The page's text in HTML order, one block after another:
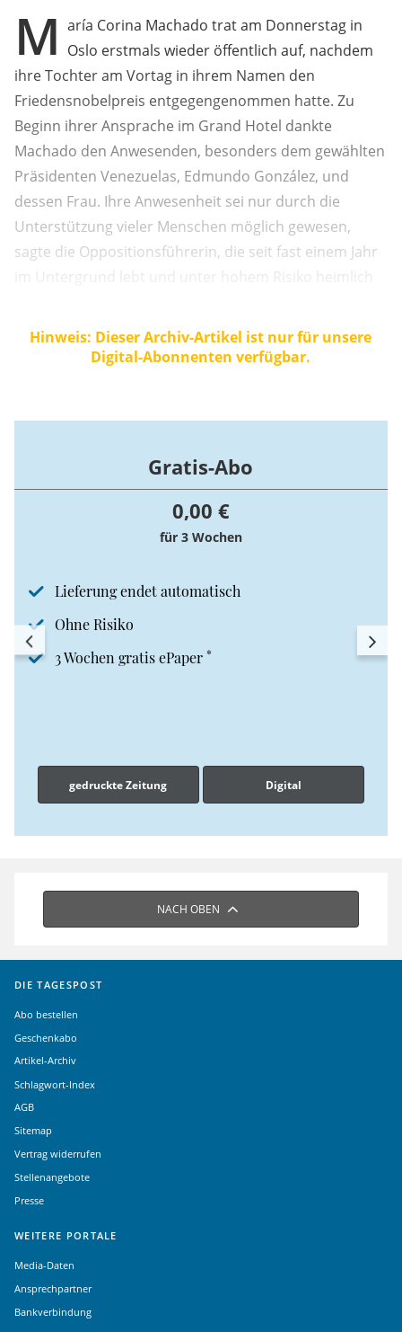
M aría Corina Machado trat am Donnerstag in
Oslo erstmals wieder öffentlich auf, nachdem
ihre Tochter am Vortag in ihrem Namen den
Friedensnobelpreis entgegengenommen hatte. Zu
Beginn ihrer Ansprache im Grand Hotel dankte
Machado den Anwesenden, besonders dem gewählten
Präsidenten Venezuelas, Edmundo González, und
dessen Frau. Ihre Anwesenheit sei nur durch die
Unterstützung vieler Menschen möglich gewesen,
sagte die Oppositionsführerin, die seit fast einem Jahr
im Untergrund lebt und unter hohem Risiko heimlich
Hinweis: Dieser Archiv-Artikel ist nur für unsere
Digital-Abonnenten verfügbar.
Gratis-Abo
0,00 €
für 3 Wochen
Lieferung endet automatisch
Ohne Risiko
3 Wochen gratis ePaper *
gedruckte Zeitung Digital
NACH OBEN
DIE TAGESPOST
Abo bestellen
Geschenkabo
Artikel-Archiv
Schlagwort-Index
AGB
Sitemap
Vertrag widerrufen
Stellenangebote
Presse
WEITERE PORTALE
Media-Daten
Ansprechpartner
Bankverbindung